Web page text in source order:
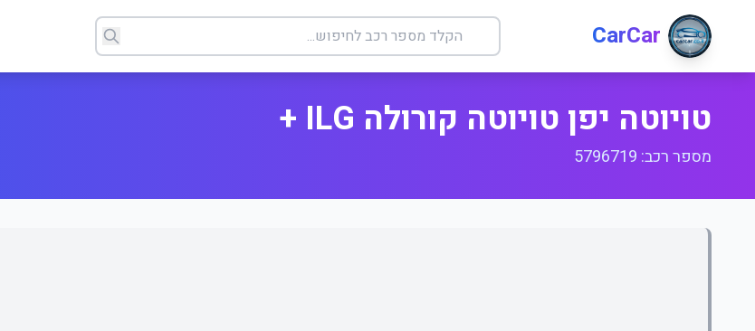
CarCar
טויוטה יפן טויוטה קורולה ILG +
מספר רכב: 5796719